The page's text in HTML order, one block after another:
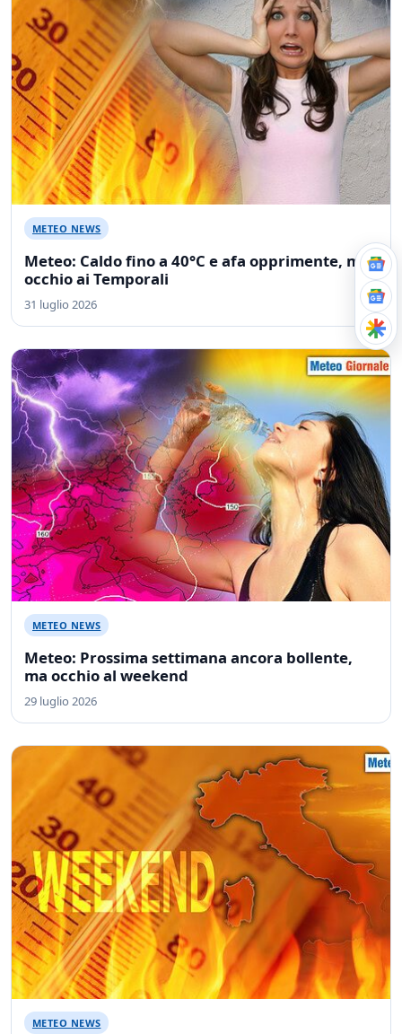
METEO NEWS
Meteo: Caldo fino a 40°C e afa opprimente, ma
occhio ai Temporali
31 luglio 2026
METEO NEWS
Meteo: Prossima settimana ancora bollente,
ma occhio al weekend
29 luglio 2026
METEO NEWS